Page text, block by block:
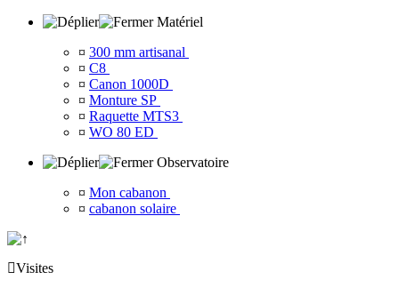
Matériel
¤ 300 mm artisanal
¤ C8
¤ Canon 1000D
¤ Monture SP
¤ Raquette MTS3
¤ WO 80 ED
Observatoire
¤ Mon cabanon
¤ cabanon solaire
Visites